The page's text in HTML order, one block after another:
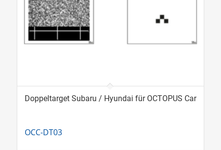
Doppeltarget Subaru / Hyundai für OCTOPUS Car
OCC-DT03